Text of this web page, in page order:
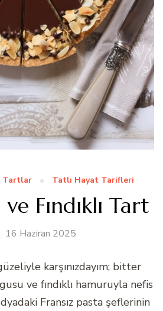
Tartlar Tatlı Hayat Tarifleri
Fındıklı Tart
16 Haziran 2025
karşınızdayım; bitter
ve fındıklı hamuruyla nefis
Fransız pasta şeflerinin